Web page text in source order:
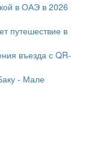
в ОАЭ в 2026
путешествие в
въезда с QR-
- Мале